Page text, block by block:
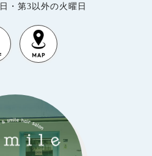
・第3以外の火曜日